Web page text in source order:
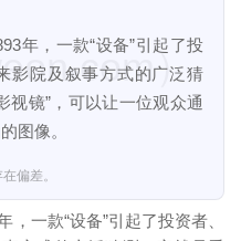
年，一款“设备”引起了投
影院及叙事方式的广泛猜
视镜”，可以让一位观众通
图像。
偏差。
，一款“设备”引起了投资者、
）